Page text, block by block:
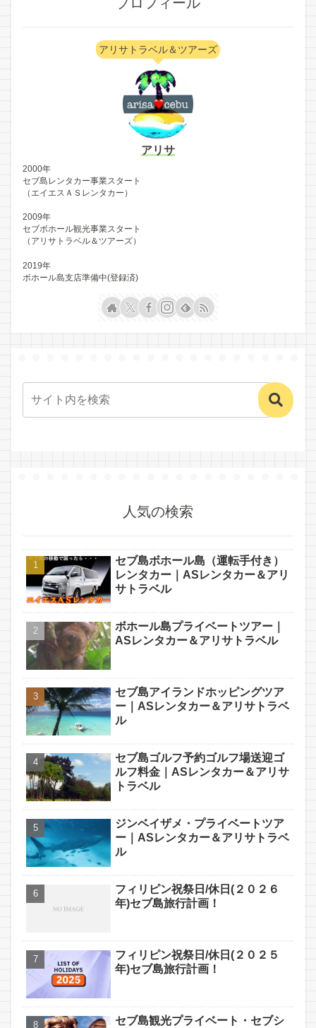
アリサトラベル＆ツアーズ
アリサ
2000年
セブ島レンタカー事業スタート
（エイエスＡＳレンタカー）
2009年
セブボホール観光事業スタート
（アリサトラベル＆ツアーズ）
2019年
ボホール島支店準備中(登録済)
人気の検索
セブ島ボホール島（運転手付き）
レンタカー｜ASレンタカー＆アリ
サトラベル
ボホール島プライベートツアー｜
ASレンタカー＆アリサトラベル
セブ島アイランドホッピングツア
ー｜ASレンタカー＆アリサトラベ
ル
セブ島ゴルフ予約ゴルフ場送迎ゴ
ルフ料金｜ASレンタカー＆アリサ
トラベル
ジンベイザメ・プライベートツア
ー｜ASレンタカー＆アリサトラベ
ル
フィリピン祝祭日/休日(２０２６
年)セブ島旅行計画！
フィリピン祝祭日/休日(２０２５
年)セブ島旅行計画！
セブ島観光プライベート・セブシ